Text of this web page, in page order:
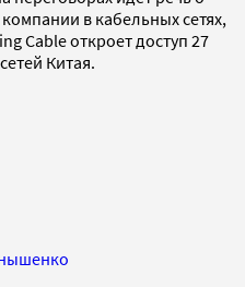
в кабельных сетях,
Cable откроет доступ 27
Китая.